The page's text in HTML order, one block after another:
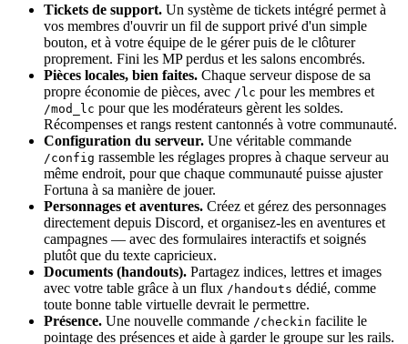
Tickets de support. Un système de tickets intégré permet à
vos membres d'ouvrir un fil de support privé d'un simple
bouton, et à votre équipe de le gérer puis de le clôturer
proprement. Fini les MP perdus et les salons encombrés.
Pièces locales, bien faites. Chaque serveur dispose de sa
propre économie de pièces, avec /lc pour les membres et
/mod_lc pour que les modérateurs gèrent les soldes.
Récompenses et rangs restent cantonnés à votre communauté.
Configuration du serveur. Une véritable commande
/config rassemble les réglages propres à chaque serveur au
même endroit, pour que chaque communauté puisse ajuster
Fortuna à sa manière de jouer.
Personnages et aventures. Créez et gérez des personnages
directement depuis Discord, et organisez-les en aventures et
campagnes — avec des formulaires interactifs et soignés
plutôt que du texte capricieux.
Documents (handouts). Partagez indices, lettres et images
avec votre table grâce à un flux /handouts dédié, comme
toute bonne table virtuelle devrait le permettre.
Présence. Une nouvelle commande /checkin facilite le
pointage des présences et aide à garder le groupe sur les rails.